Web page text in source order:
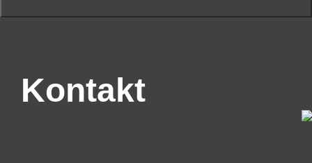
Kontakt